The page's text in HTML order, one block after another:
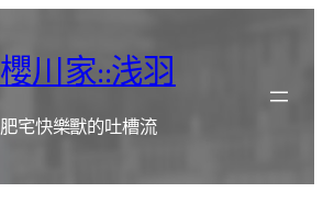
櫻川家::浅羽
肥宅快樂獸的吐槽流